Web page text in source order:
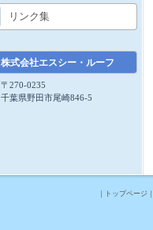
リンク集
株式会社エスシー・ルーフ
〒270-0235
千葉県野田市尾崎846-5
｜トップページ ｜